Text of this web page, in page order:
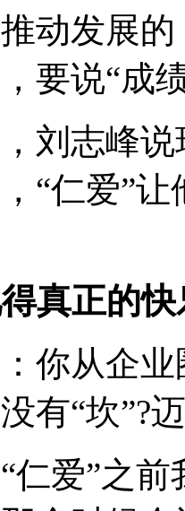
动发展
要说“成
刘志峰
“仁爱”
真正的快
：你从企
有“坎”?
仁爱”之